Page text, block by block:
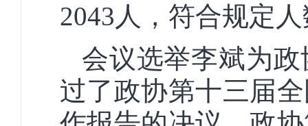
2043人，符合规定
会议选举李斌为
过了政协第十三届